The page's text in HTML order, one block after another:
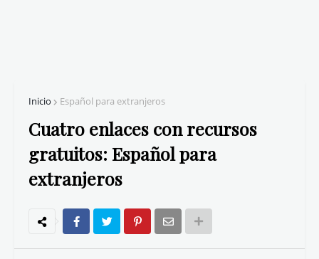
Inicio Español para extranjeros
Cuatro enlaces con recursos
gratuitos: Español para
extranjeros